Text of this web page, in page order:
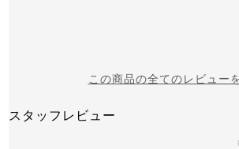
この商品の全てのレビュー
スタッフレビュー